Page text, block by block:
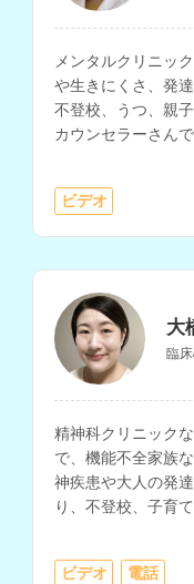
メンタルクリニッ
や生きにくさ、発
不登校、うつ、親
カウンセラーさん
で、大学でのキャ
ビデオ
大
臨
精神科クリニック
で、機能不全家族
神疾患や大人の発
り、不登校、子育
ビデオ 電話